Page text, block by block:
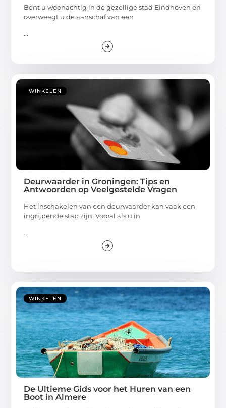
Bent u woonachtig in de gezellige stad Eindhoven en
overweegt u de aanschaf van een
...
WINKELEN
Deurwaarder in Groningen: Tips en
Antwoorden op Veelgestelde Vragen
Het inschakelen van een deurwaarder kan vaak een
ingrijpende stap zijn. Vooral als u in
...
WINKELEN
De Ultieme Gids voor het Huren van een
Boot in Almere